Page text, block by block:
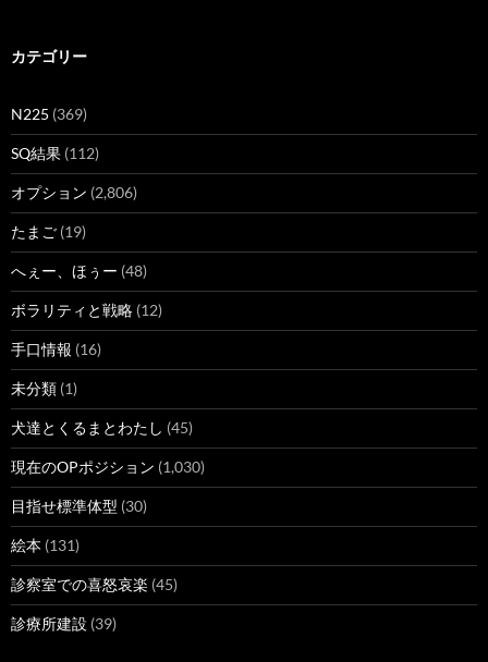
カテゴリー
N225 (369)
SQ結果 (112)
オプション (2,806)
たまご (19)
へぇー、ほぅー (48)
ボラリティと戦略 (12)
手口情報 (16)
未分類 (1)
犬達とくるまとわたし (45)
現在のOPポジション (1,030)
目指せ標準体型 (30)
絵本 (131)
診察室での喜怒哀楽 (45)
診療所建設 (39)